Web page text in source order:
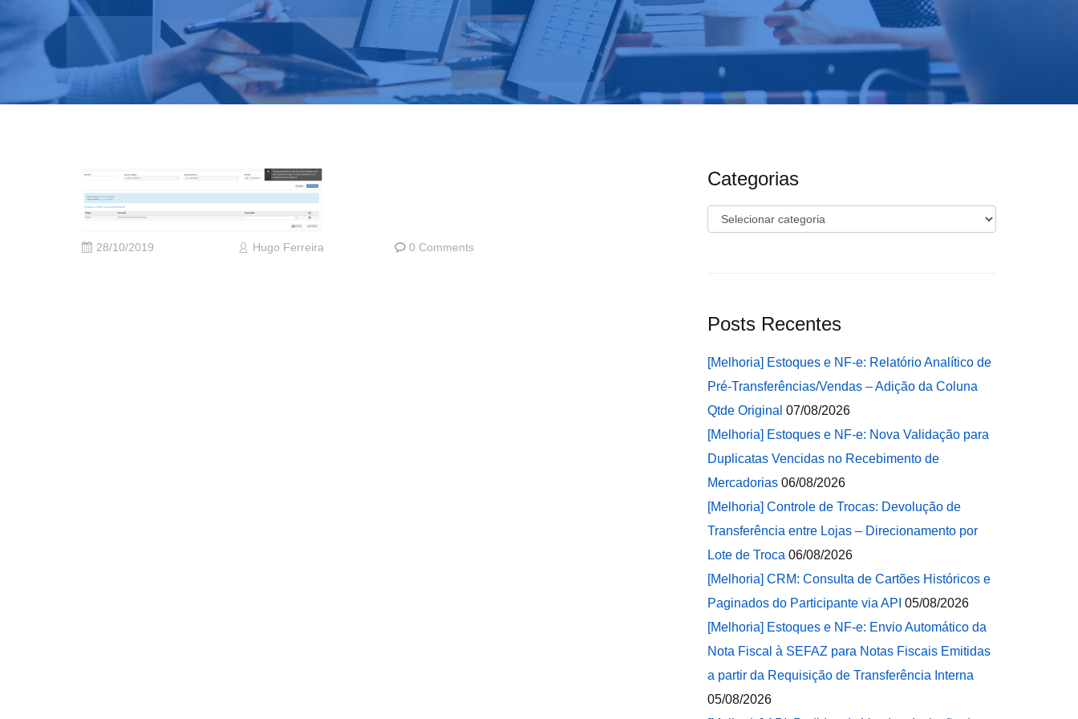
28/10/2019 Hugo Ferreira 0 Comments
Categorias
Categorias
Posts Recentes
[Melhoria] Estoques e NF-e: Relatório Analítico de
Pré-Transferências/Vendas – Adição da Coluna
Qtde Original 07/08/2026
[Melhoria] Estoques e NF-e: Nova Validação para
Duplicatas Vencidas no Recebimento de
Mercadorias 06/08/2026
[Melhoria] Controle de Trocas: Devolução de
Transferência entre Lojas – Direcionamento por
Lote de Troca 06/08/2026
[Melhoria] CRM: Consulta de Cartões Históricos e
Paginados do Participante via API 05/08/2026
[Melhoria] Estoques e NF-e: Envio Automático da
Nota Fiscal à SEFAZ para Notas Fiscais Emitidas
a partir da Requisição de Transferência Interna
05/08/2026